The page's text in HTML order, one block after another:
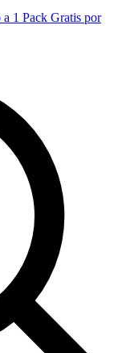
1 Pack Gratis por